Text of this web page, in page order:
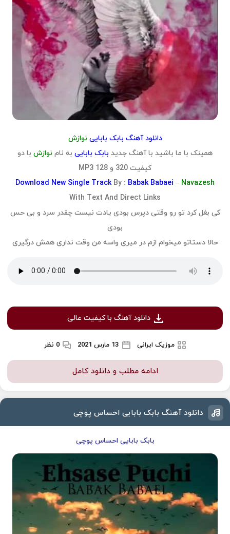
دانلود آهنگ بابک بابایی نوازش
همینک با ما باشید با آهنگ جدید بابک بابایی به نام نوازش با دو
کیفیت 320 و 128 MP3
Download New Single Track By : Babak Babaei – Navazesh
With Text And Direct Links
کی بغل کرد تو رو وقتی دپرس بودی یادت نیست چقدر سرد و بی حس
بودی
حالا دستاتو میخوام ازم در میری واسه من وقت نداری همش درگیری
دانلود آهنگ با کیفیت عالی
موزیک ایرانی 13 مارس 2021 0 نظر
ادامه مطلب و دانلود کامل
دانلود آهنگ بابک بابایی احساس پوچی
بابک بابایی احساس پوچی